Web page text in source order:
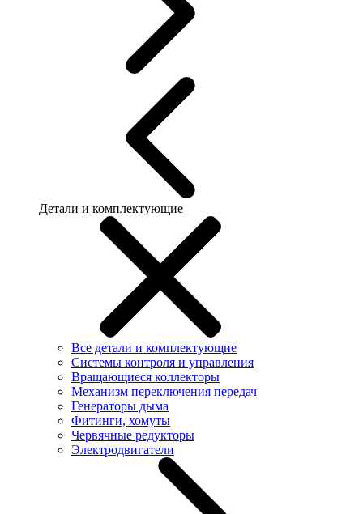
Детали и комплектующие
Все детали и комплектующие
Системы контроля и управления
Вращающиеся коллекторы
Механизм переключения передач
Генераторы дыма
Фитинги, хомуты
Червячные редукторы
Электродвигатели